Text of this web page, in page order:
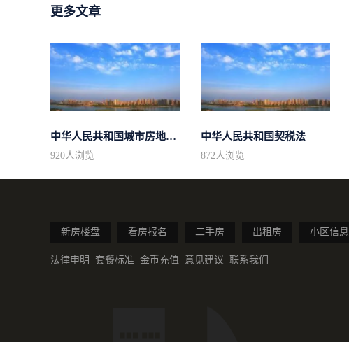
更多文章
中华人民共和国城市房地产管理法
920人浏览
中华人民共和国契税法
872人浏览
新房楼盘 看房报名 二手房 出租房 小区信息
法律申明 套餐标准 金币充值 意见建议 联系我们